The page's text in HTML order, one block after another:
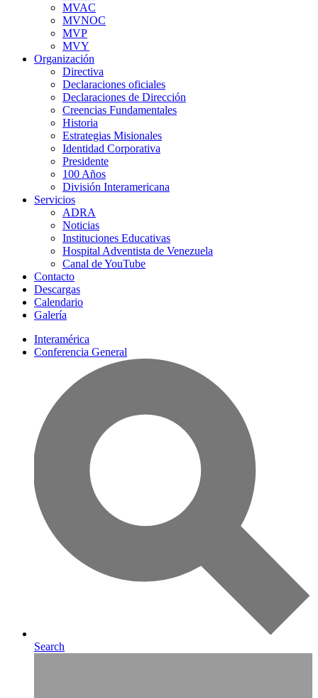
MVAC
MVNOC
MVP
MVY
Organización
Directiva
Declaraciones oficiales
Declaraciones de Dirección
Creencias Fundamentales
Historia
Estrategias Misionales
Identidad Corporativa
Presidente
100 Años
División Interamericana
Servicios
ADRA
Noticias
Instituciones Educativas
Hospital Adventista de Venezuela
Canal de YouTube
Contacto
Descargas
Calendario
Galería
Interamérica
Conferencia General
Search